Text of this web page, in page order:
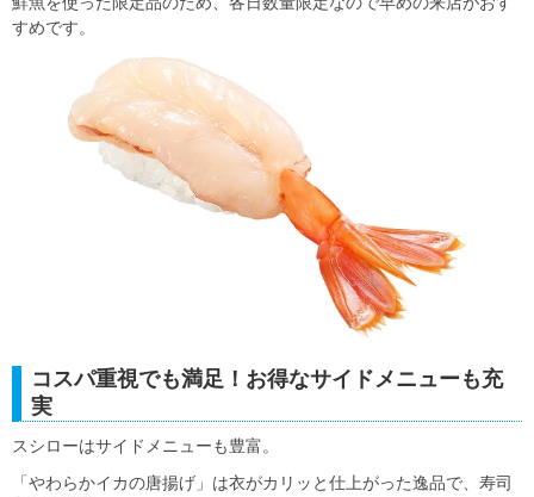
すめです。
コスパ重視でも満足！お得なサイドメニューも充
実
スシローはサイドメニューも豊富。
「やわらかイカの唐揚げ」は衣がカリッと仕上がった逸品で、寿司